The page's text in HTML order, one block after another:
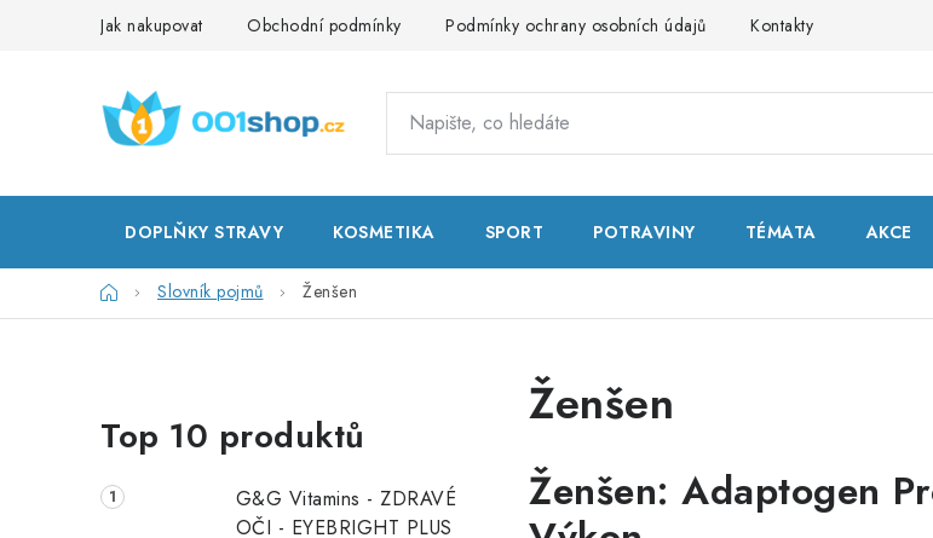
Jak nakupovat Obchodní podmínky Podmínky ochrany osobních údajů Kontakty Natural
DOPLŇKY STRAVY KOSMETIKA SPORT POTRAVINY TÉMATA AKCE
DomůSlovník pojmů Ženšen
o
s
Top 10 produktů
G&G Vitamins - ZDRAVÉ
OČI - EYEBRIGHT PLUS
Ženšen
Ženšen: Adaptogen